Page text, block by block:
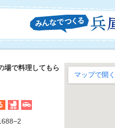
場で料理してもら